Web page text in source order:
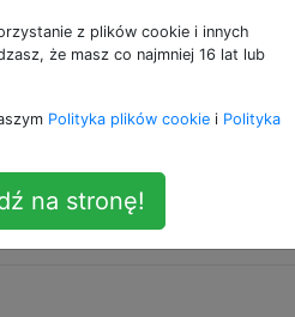
Y. Z jakiegoś powodu nie
Sklep Google Playzawsze
„aktualizowaniem
z plików cookie i innych
że masz co najmniej 16 lat lub
Polityka plików cookie i Polityka
na stronę!